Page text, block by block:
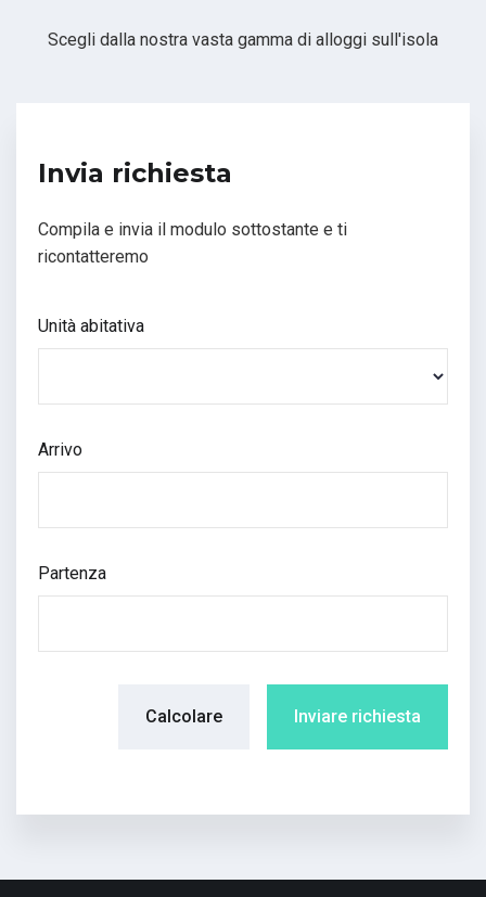
Scegli dalla nostra vasta gamma di alloggi sull'isola
Invia richiesta
Compila e invia il modulo sottostante e ti
ricontatteremo
Unità abitativa
Arrivo
Partenza
Calcolare Inviare richiesta